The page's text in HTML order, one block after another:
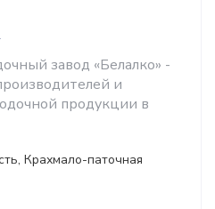
завод «Белалко» -
и
продукции в
Крахмало-паточная